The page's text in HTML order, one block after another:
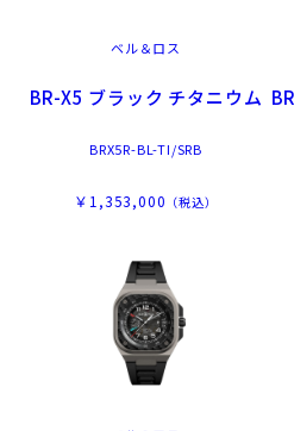
ベル＆ロス
BR-X5 ブラック チタニウム
BRX5R-BL-TI/SRB
￥1,353,000 （税込）